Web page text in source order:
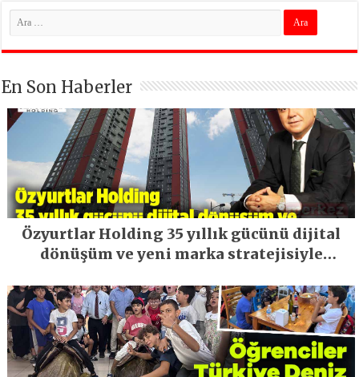
En Son Haberler
Özyurtlar Holding 35 yıllık gücünü dijital
dönüşüm ve yeni marka stratejisiyle